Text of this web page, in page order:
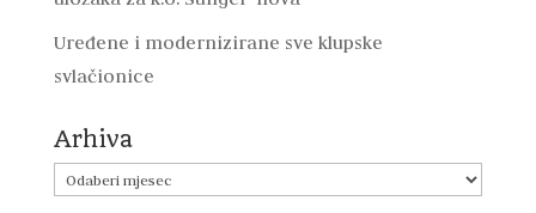
Uređene i modernizirane sve klupske
svlačionice
Arhiva
Arhiva